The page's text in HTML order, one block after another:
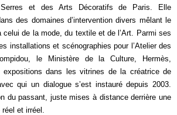
et des Arts Décoratifs de Paris. Elle
des domaines d’intervention divers mêlant le
de la mode, du textile et de l’Art. Parmi ses
installations et scénographies pour l’Atelier des
le Ministère de la Culture, Hermès,
expositions dans les vitrines de la créatrice de
qui un dialogue s’est instauré depuis 2003.
du passant, juste mises à distance derrière une
et irréel.